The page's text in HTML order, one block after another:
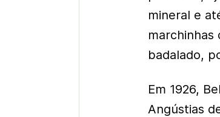
mineral e
marchinhas
badalado,
Em 1926,
Angústias